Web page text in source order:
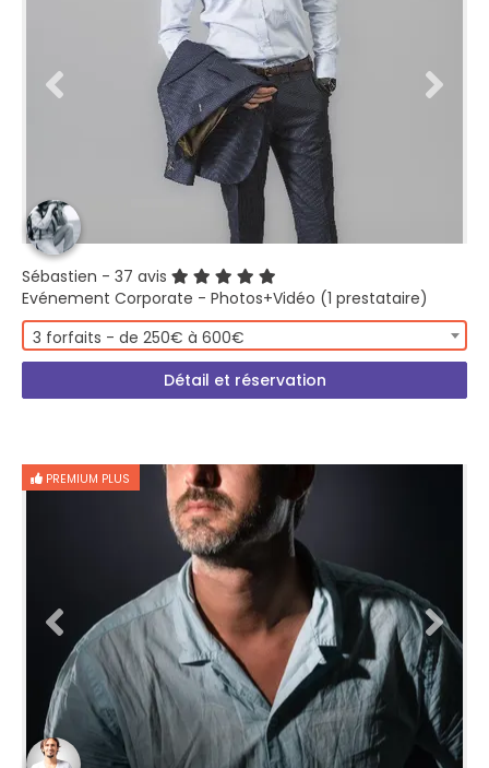
Sébastien - 37 avis
Evénement Corporate - Photos+Vidéo (1 prestataire)
3 forfaits - de 250€ à 600€
Détail et réservation
PREMIUM PLUS